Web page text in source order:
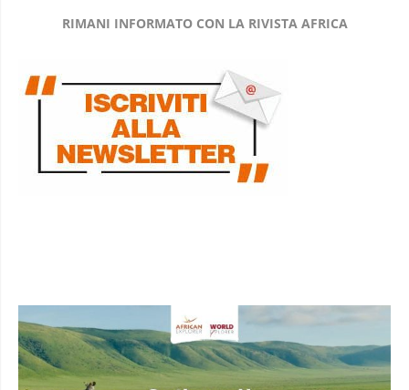
RIMANI INFORMATO CON LA RIVISTA AFRICA